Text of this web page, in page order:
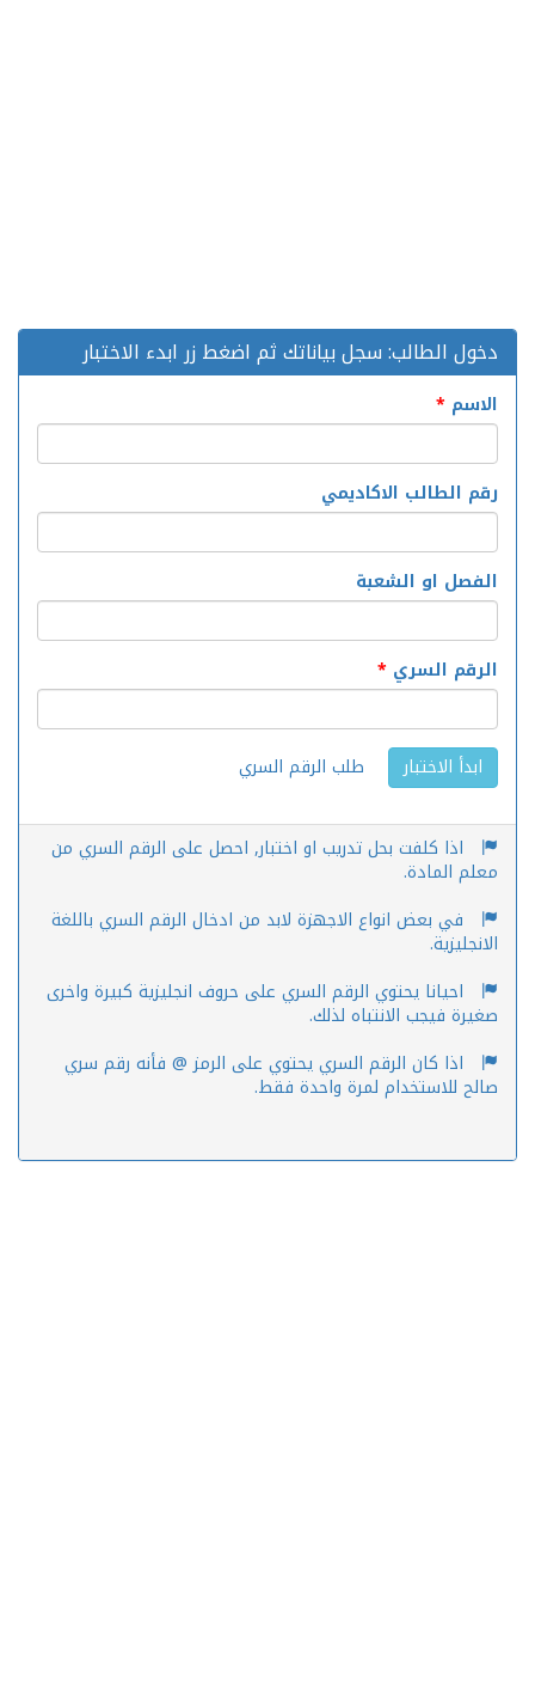
دخول الطالب: سجل بياناتك ثم اضغط زر ابدء الاختبار
الاسم *
رقم الطالب الاكاديمي
الفصل او الشعبة
الرقم السري *
ابدأ الاختبار طلب الرقم السري
اذا كلفت بحل تدريب او اختبار, احصل على الرقم السري من
معلم المادة.
في بعض انواع الاجهزة لابد من ادخال الرقم السري باللغة
الانجليزية.
احيانا يحتوي الرقم السري على حروف انجليزية كبيرة واخرى
صغيرة فيجب الانتباه لذلك.
اذا كان الرقم السري يحتوي على الرمز @ فأنه رقم سري
صالح للاستخدام لمرة واحدة فقط.